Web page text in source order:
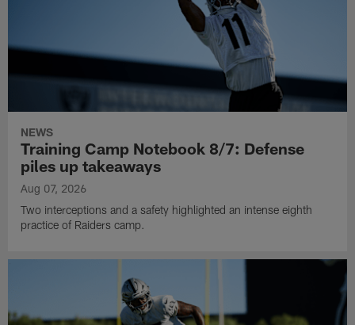
NEWS
Training Camp Notebook 8/7: Defense
piles up takeaways
Aug 07, 2026
Two interceptions and a safety highlighted an intense eighth
practice of Raiders camp.